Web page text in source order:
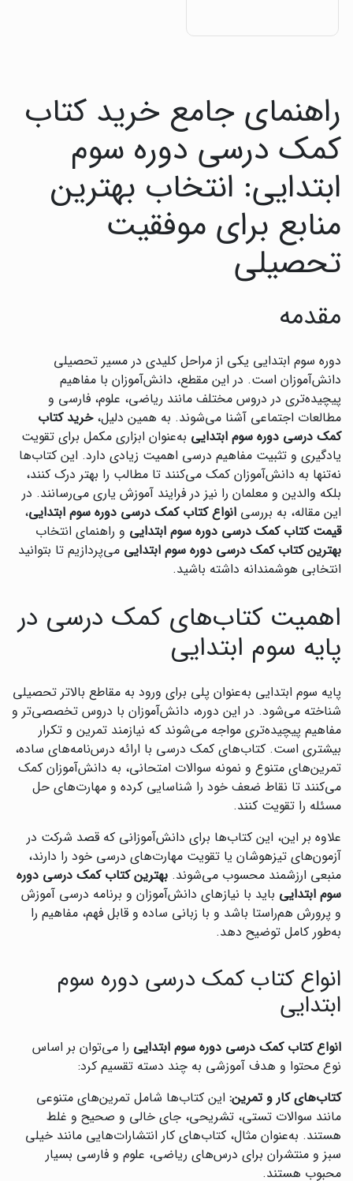
راهنمای جامع خرید کتاب
کمک درسی دوره سوم
ابتدایی: انتخاب بهترین
منابع برای موفقیت
تحصیلی
مقدمه
دوره سوم ابتدایی یکی از مراحل کلیدی در مسیر تحصیلی
دانش‌آموزان است. در این مقطع، دانش‌آموزان با مفاهیم
پیچیده‌تری در دروس مختلف مانند ریاضی، علوم، فارسی و
مطالعات اجتماعی آشنا می‌شوند. به همین دلیل،خرید کتاب
کمک درسی دوره سوم ابتدایی به‌عنوان ابزاری مکمل برای تقویت
یادگیری و تثبیت مفاهیم درسی اهمیت زیادی دارد. این کتاب‌ها
نه‌تنها به دانش‌آموزان کمک می‌کنند تا مطالب را بهتر درک کنند،
بلکه والدین و معلمان را نیز در فرایند آموزش یاری می‌رسانند. در
این مقاله، به بررسی انواع کتاب کمک درسی دوره سوم ابتدایی،
قیمت کتاب کمک درسی دوره سوم ابتدایی و راهنمای انتخاب
بهترین کتاب کمک درسی دوره سوم ابتدایی می‌پردازیم تا بتوانید
انتخابی هوشمندانه داشته باشید.
اهمیت کتاب‌های کمک درسی در
پایه سوم ابتدایی
پایه سوم ابتدایی به‌عنوان پلی برای ورود به مقاطع بالاتر تحصیلی
شناخته می‌شود. در این دوره، دانش‌آموزان با دروس تخصصی‌تر و
مفاهیم پیچیده‌تری مواجه می‌شوند که نیازمند تمرین و تکرار
بیشتری است. کتاب‌های کمک درسی با ارائه درس‌نامه‌های ساده،
تمرین‌های متنوع و نمونه سوالات امتحانی، به دانش‌آموزان کمک
می‌کنند تا نقاط ضعف خود را شناسایی کرده و مهارت‌های حل
مسئله را تقویت کنند.
علاوه بر این، این کتاب‌ها برای دانش‌آموزانی که قصد شرکت در
آزمون‌های تیزهوشان یا تقویت مهارت‌های درسی خود را دارند،
منبعی ارزشمند محسوب می‌شوند. بهترین کتاب کمک درسی دوره
سوم ابتدایی باید با نیازهای دانش‌آموزان و برنامه درسی آموزش
و پرورش هم‌راستا باشد و با زبانی ساده و قابل فهم، مفاهیم را
به‌طور کامل توضیح دهد.
انواع کتاب کمک درسی دوره سوم
ابتدایی
انواع کتاب کمک درسی دوره سوم ابتدایی را می‌توان بر اساس
نوع محتوا و هدف آموزشی به چند دسته تقسیم کرد:
کتاب‌های کار و تمرین: این کتاب‌ها شامل تمرین‌های متنوعی
مانند سوالات تستی، تشریحی، جای خالی و صحیح و غلط
هستند. به‌عنوان مثال، کتاب‌های کار انتشارات‌هایی مانند خیلی
سبز و منتشران برای درس‌های ریاضی، علوم و فارسی بسیار
محبوب هستند.